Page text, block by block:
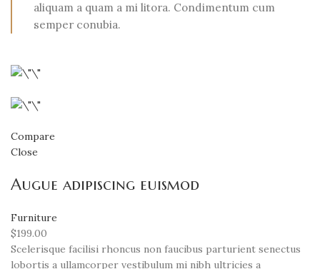
aliquam a quam a mi litora. Condimentum cum
semper conubia.
Compare
Close
Augue adipiscing euismod
Furniture
$199.00
Scelerisque facilisi rhoncus non faucibus parturient senectus
lobortis a ullamcorper vestibulum mi nibh ultricies a